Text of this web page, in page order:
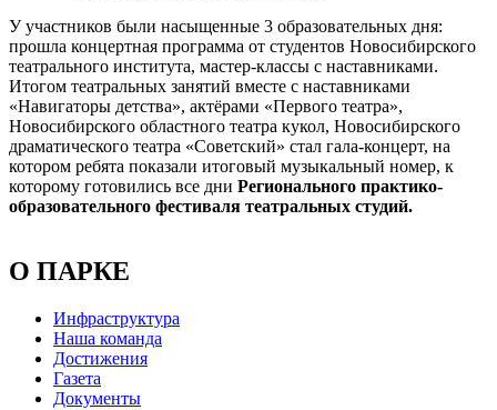
У участников были насыщенные 3 образовательных дня:
прошла концертная программа от студентов Новосибирского
театрального института, мастер-классы с наставниками.
Итогом театральных занятий вместе с наставниками
«Навигаторы детства», актёрами «Первого театра»,
Новосибирского областного театра кукол, Новосибирского
драматического театра «Советский» стал гала-концерт, на
котором ребята показали итоговый музыкальный номер, к
которому готовились все дни Регионального практико-
образовательного фестиваля театральных студий.
О ПАРКЕ
Инфраструктура
Наша команда
Достижения
Газета
Документы